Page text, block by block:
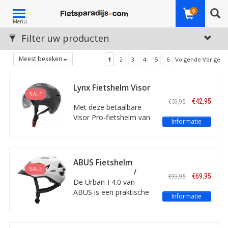
Toggle
navigation
Menu
0
Filter uw producten
Meest bekeken 1 2 3 4 5 6 Volgende Vorige
SALE
Lynx Fietshelm Visor
Pro L/XL Zwart
Met deze betaalbare
Visor Pro-fietshelm van
wettelijk gesteld zijn
voor een verplichte
Speed Pedelec- of
snorfietshelm. Met twee
vizieren: helder en
€59,95 €42,95
Informatie
SALE
ABUS Fietshelm
Urban-I 4.0 Shiny
White L
De Urban-I 4.0 van
ABUS is een praktische
€99,95 €69,95
Informatie